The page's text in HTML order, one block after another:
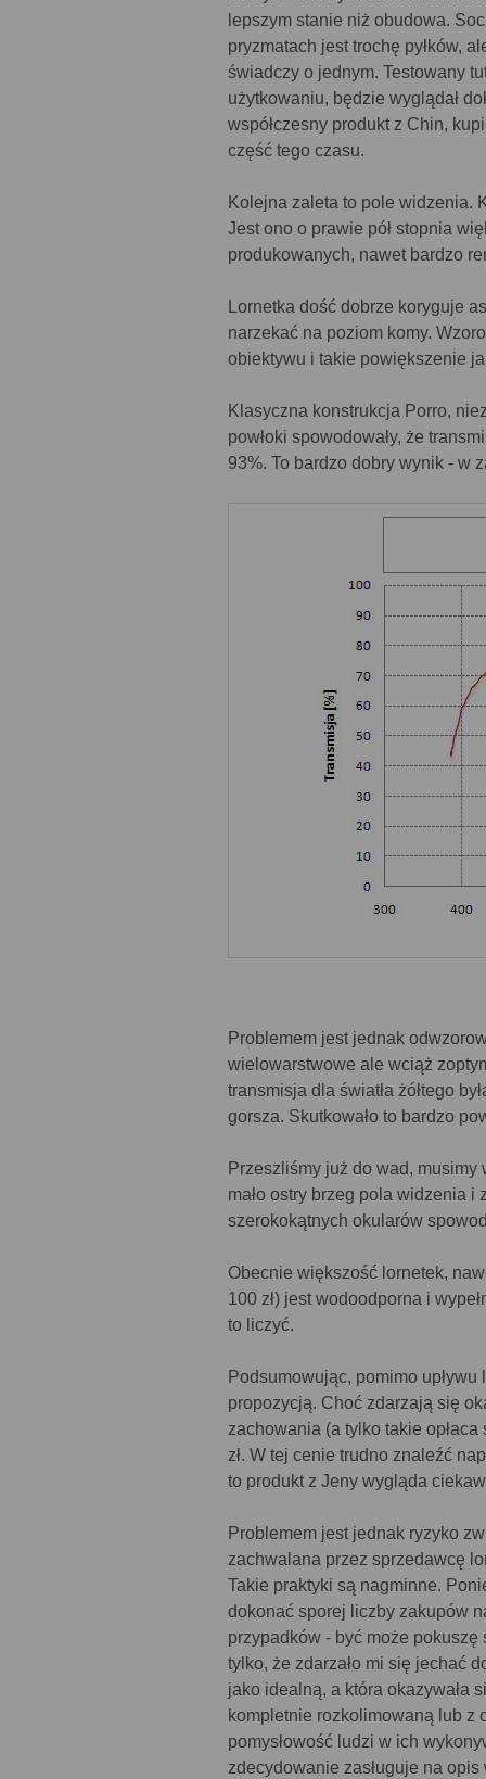
lepszym stanie niż obudowa.
pryzmatach jest trochę pyłków,
świadczy o jednym. Testowany
użytkowaniu, będzie wyglądał
współczesny produkt z Chin,
część tego czasu.
Kolejna zaleta to pole widzenia.
Jest ono o prawie pół stopnia
produkowanych, nawet bardzo
Lornetka dość dobrze koryguje
narzekać na poziom komy.
obiektywu i takie powiększenie
Klasyczna konstrukcja Porro,
powłoki spowodowały, że
93%. To bardzo dobry wynik - w
Problemem jest jednak
wielowarstwowe ale wciąż
transmisja dla światła żółtego
gorsza. Skutkowało to bardzo
Przeszliśmy już do wad,
mało ostry brzeg pola widzenia
szerokokątnych okularów
Obecnie większość lornetek,
100 zł) jest wodoodporna i
to liczyć.
Podsumowując, pomimo
propozycją. Choć zdarzają się
zachowania (a tylko takie
zł. W tej cenie trudno znaleźć
to produkt z Jeny wygląda
Problemem jest jednak ryzyko
zachwalana przez sprzedawcę
Takie praktyki są nagminne.
dokonać sporej liczby zakupów
przypadków - być może
tylko, że zdarzało mi się jechać
jako idealną, a która okazywała
kompletnie rozkolimowaną lub z
pomysłowość ludzi w ich
zdecydowanie zasługuje na